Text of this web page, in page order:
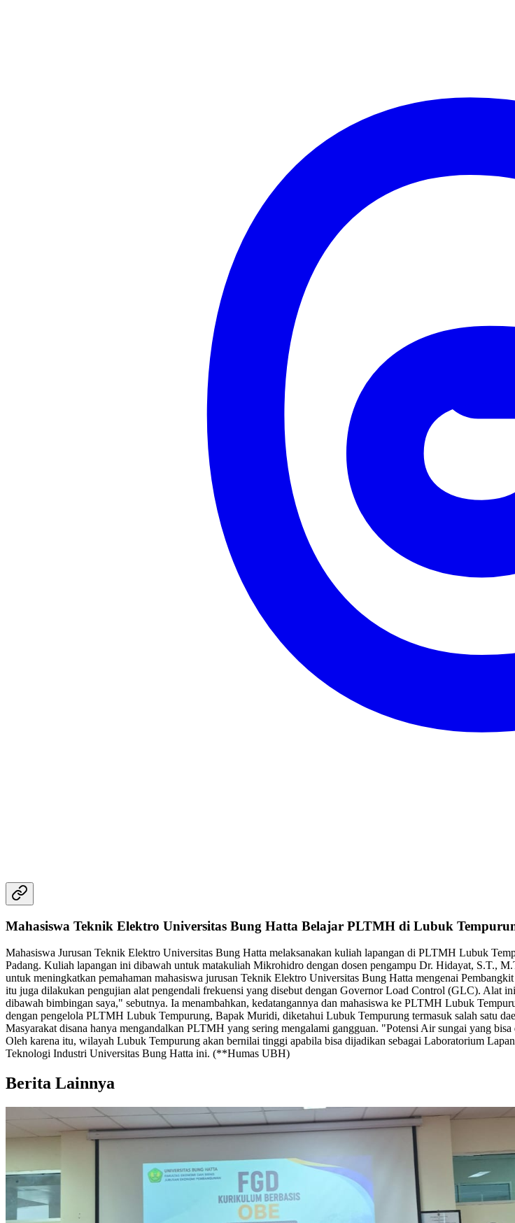
Mahasiswa Teknik Elektro Universitas Bung Hatta Belajar PLTMH di Lubuk
Mahasiswa Jurusan Teknik Elektro Universitas Bung Hatta melaksanakan kuliah lapangan di PLTMH Lubuk
Padang. Kuliah lapangan ini dibawah untuk matakuliah Mikrohidro dengan dosen pengampu Dr. Hidayat, S.T.,
untuk meningkatkan pemahaman mahasiswa jurusan Teknik Elektro Universitas Bung Hatta mengenai
itu juga dilakukan pengujian alat pengendali frekuensi yang disebut dengan Governor Load Control (GLC). Alat
dibawah bimbingan saya," sebutnya. Ia menambahkan, kedatangannya dan mahasiswa ke PLTMH Lubuk
dengan pengelola PLTMH Lubuk Tempurung, Bapak Muridi, diketahui Lubuk Tempurung termasuk salah satu
Masyarakat disana hanya mengandalkan PLTMH yang sering mengalami gangguan. "Potensi Air sungai yang
Oleh karena itu, wilayah Lubuk Tempurung akan bernilai tinggi apabila bisa dijadikan sebagai Laboratorium
Teknologi Industri Universitas Bung Hatta ini. (**Humas UBH)
Berita Lainnya